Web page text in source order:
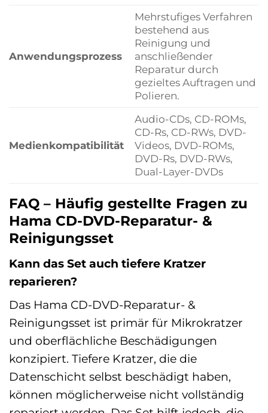
Anwendungsprozess
Mehrstufiges Verfahren
bestehend aus
Reinigung und
anschließender
Reparatur durch
gezieltes Auftragen und
Polieren.
Medienkompatibilität
Audio-CDs, CD-ROMs,
CD-Rs, CD-RWs, DVD-
Videos, DVD-ROMs,
DVD-Rs, DVD-RWs,
Dual-Layer-DVDs
FAQ – Häufig gestellte Fragen zu
Hama CD-DVD-Reparatur- &
Reinigungsset
Kann das Set auch tiefere Kratzer
reparieren?
Das Hama CD-DVD-Reparatur- &
Reinigungsset ist primär für Mikrokratzer
und oberflächliche Beschädigungen
konzipiert. Tiefere Kratzer, die die
Datenschicht selbst beschädigt haben,
können möglicherweise nicht vollständig